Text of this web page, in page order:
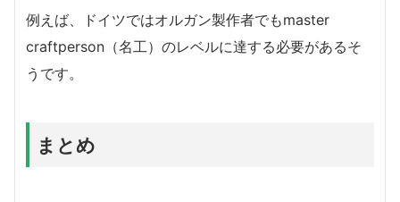
例えば、ドイツではオルガン製作者でもmaster
craftperson（名工）のレベルに達する必要があるそ
うです。
まとめ